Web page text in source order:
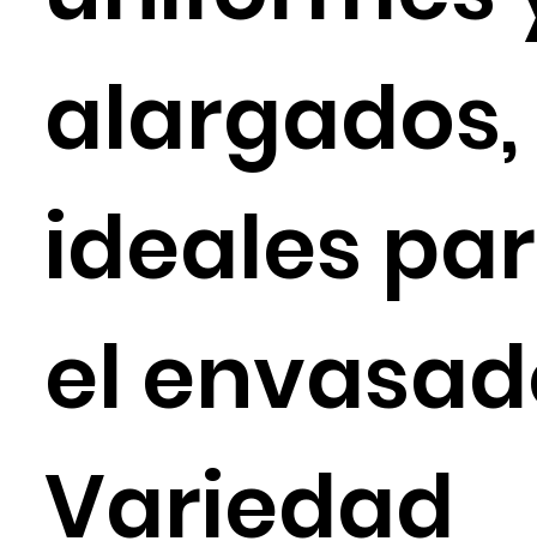
alargados,
ideales
el
Variedad